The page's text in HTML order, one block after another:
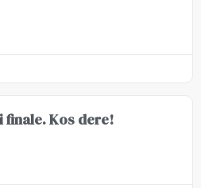
Kos dere!